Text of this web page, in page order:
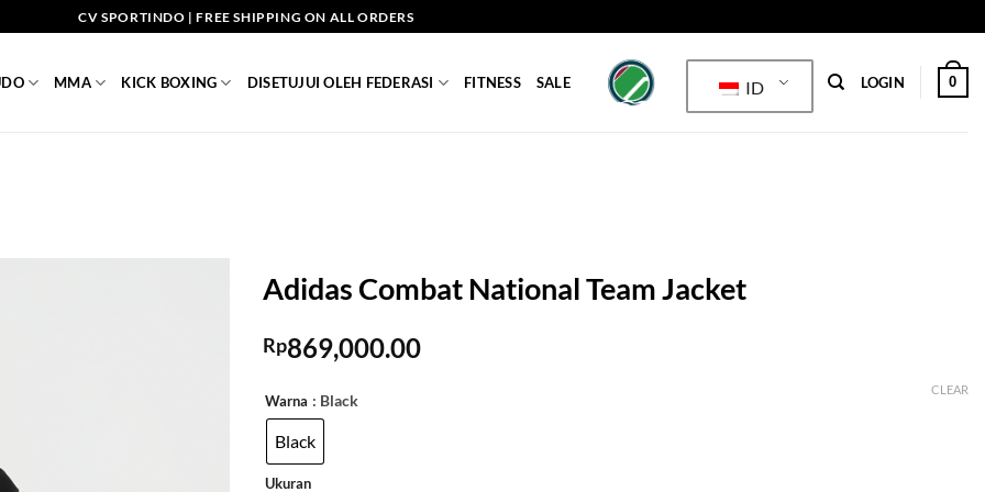
CV SPORTINDO | FREE SHIPPING ON ALL ORDERS
MMA KICK BOXING DISETUJUI OLEH FEDERASI FITNESS SALE ID LOGIN 0
Adidas Combat National Team Jacket
Rp869,000.00
Warna : Black
Black
Ukuran
CLEAR